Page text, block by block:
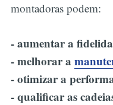
montadoras podem:
- aumentar a
- melhorar a
- otimizar a
- qualificar as